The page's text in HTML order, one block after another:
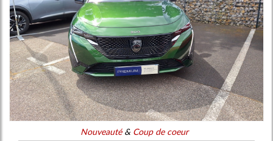
Nouveauté& Coup de coeur